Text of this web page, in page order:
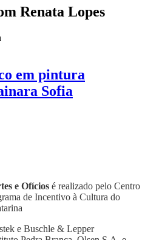
Renata Lopes
em pintura
Sofia
e Ofícios é realizado pelo Centro
de Incentivo à Cultura do
e Buschle & Lepper